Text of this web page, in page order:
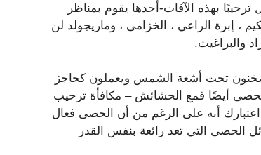
بهذه الآفات-أحدها يقوم بمناظر
، إبرة الراعي ، الخزامى ، وماريجولد لن
والبراغيث.
تحت أشعة الشمس ويعملون كحاجز
أيضًا قمع الحشائش – مكافأة ترحيب
أنه على الرغم من أن الحصى فعال
الحصى التي تعد رائعة بنفس القدر